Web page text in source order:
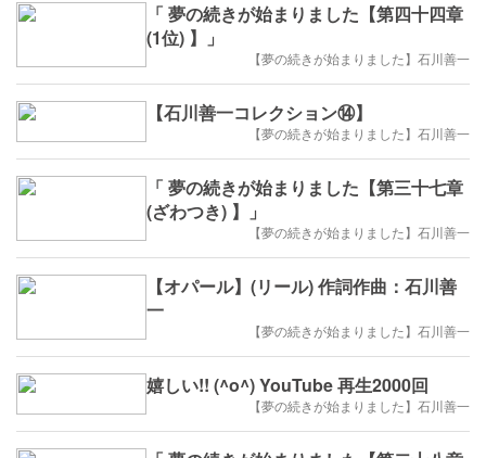
「 夢の続きが始まりました【第四十四章
(1位) 】」
【夢の続きが始まりました】石川善一
【石川善一コレクション⑭】
【夢の続きが始まりました】石川善一
「 夢の続きが始まりました【第三十七章
(ざわつき) 】」
【夢の続きが始まりました】石川善一
【オパール】(リール) 作詞作曲：石川善
一
【夢の続きが始まりました】石川善一
嬉しい!! (^o^) YouTube 再生2000回
【夢の続きが始まりました】石川善一